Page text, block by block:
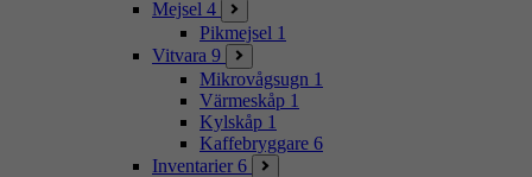
Mejsel 4
Pikmejsel 1
Vitvara 9
Mikrovågsugn 1
Värmeskåp 1
Kylskåp 1
Kaffebryggare 6
Inventarier 6